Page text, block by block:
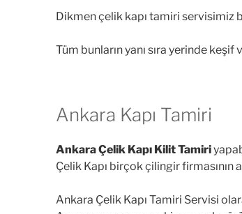
Dikmen çelik kapı tamiri servisimiz
Tüm bunların yanı sıra yerinde
Ankara Kapı Tamiri
Ankara Çelik Kapı Kilit Tamiri
Çelik Kapı birçok çilingir firmasının
Ankara Çelik Kapı Tamiri Servisi